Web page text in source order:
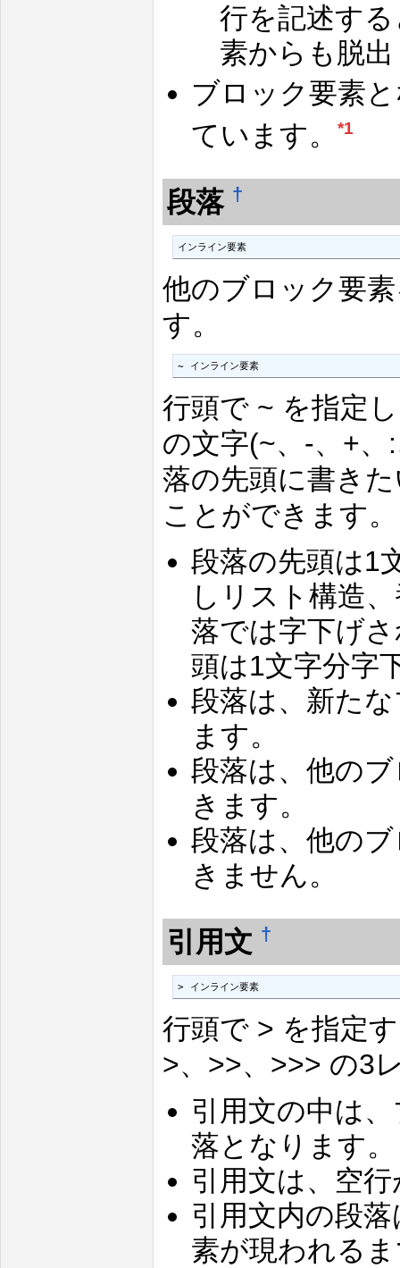
行を記述す
素からも脱
ブロック要素
ています。
*1
段落 †
インライン要素
他のブロック要
す。
~ インライン要素
行頭で ~ を指定
の文字(~、-、+
落の先頭に書き
ことができます。
段落の先頭は1
しリスト構造
落では字下げ
頭は1文字分字
段落は、新た
ます。
段落は、他の
きます。
段落は、他の
きません。
引用文 †
> インライン要素
行頭で > を指定
>、>>、>>> の3
引用文の中は
落となります。
引用文は、空
引用文内の段
素が現われる